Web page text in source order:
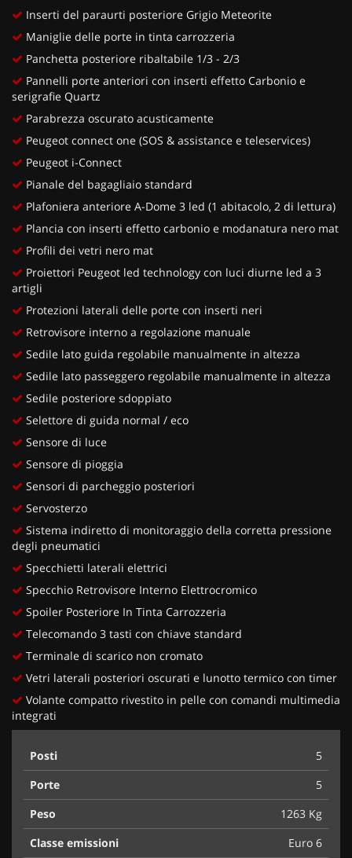
Inserti del paraurti posteriore Grigio Meteorite
Maniglie delle porte in tinta carrozzeria
Panchetta posteriore ribaltabile 1/3 - 2/3
Pannelli porte anteriori con inserti effetto Carbonio e
serigrafie Quartz
Parabrezza oscurato acusticamente
Peugeot connect one (SOS & assistance e teleservices)
Peugeot i-Connect
Pianale del bagagliaio standard
Plafoniera anteriore A-Dome 3 led (1 abitacolo, 2 di lettura)
Plancia con inserti effetto carbonio e modanatura nero mat
Profili dei vetri nero mat
Proiettori Peugeot led technology con luci diurne led a 3
artigli
Protezioni laterali delle porte con inserti neri
Retrovisore interno a regolazione manuale
Sedile lato guida regolabile manualmente in altezza
Sedile lato passeggero regolabile manualmente in altezza
Sedile posteriore sdoppiato
Selettore di guida normal / eco
Sensore di luce
Sensore di pioggia
Sensori di parcheggio posteriori
Servosterzo
Sistema indiretto di monitoraggio della corretta pressione
degli pneumatici
Specchietti laterali elettrici
Specchio Retrovisore Interno Elettrocromico
Spoiler Posteriore In Tinta Carrozzeria
Telecomando 3 tasti con chiave standard
Terminale di scarico non cromato
Vetri laterali posteriori oscurati e lunotto termico con timer
Volante compatto rivestito in pelle con comandi multimedia
integrati
Posti
5
Porte
5
Peso
1263 Kg
Classe emissioni
Euro 6